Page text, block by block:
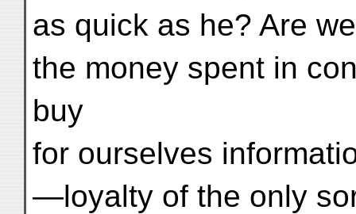
as quick as he? Are
the money spent in
buy
for ourselves
—loyalty of the only